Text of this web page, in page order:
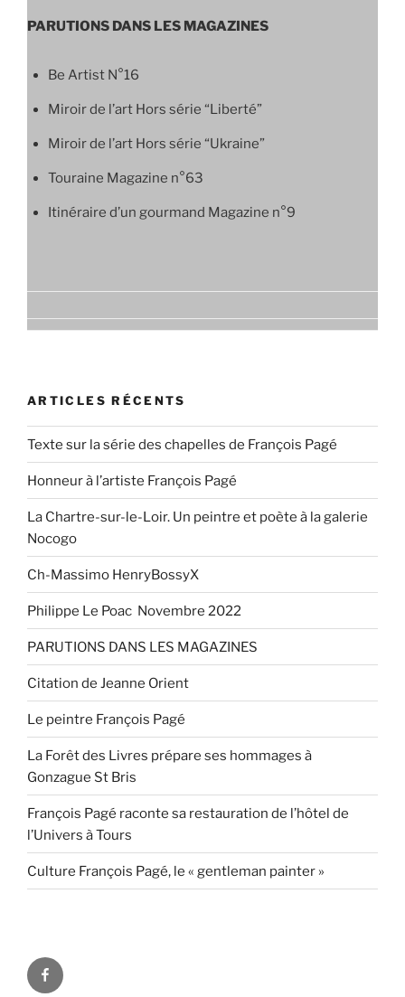
PARUTIONS DANS LES MAGAZINES
Be Artist N°16
Miroir de l’art Hors série “Liberté”
Miroir de l’art Hors série “Ukraine”
Touraine Magazine n°63
Itinéraire d’un gourmand Magazine n°9
ARTICLES RÉCENTS
Texte sur la série des chapelles de François Pagé
Honneur à l’artiste François Pagé
La Chartre-sur-le-Loir. Un peintre et poète à la galerie
Nocogo
Ch-Massimo HenryBossyX
Philippe Le Poac Novembre 2022
PARUTIONS DANS LES MAGAZINES
Citation de Jeanne Orient
Le peintre François Pagé
La Forêt des Livres prépare ses hommages à
Gonzague St Bris
François Pagé raconte sa restauration de l’hôtel de
l’Univers à Tours
Culture François Pagé, le « gentleman painter »
FaceBook